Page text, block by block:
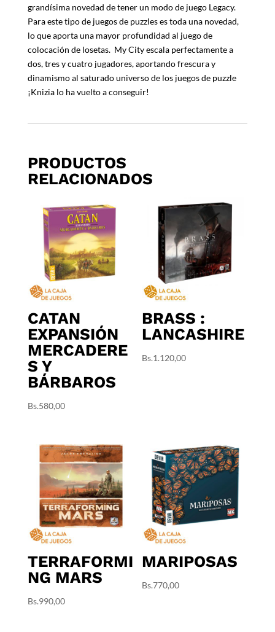
grandísima novedad de tener un modo de juego Legacy.
Para este tipo de juegos de puzzles es toda una novedad,
lo que aporta una mayor profundidad al juego de
colocación de losetas. My City escala perfectamente a
dos, tres y cuatro jugadores, aportando frescura y
dinamismo al saturado universo de los juegos de puzzle
¡Knizia lo ha vuelto a conseguir!
PRODUCTOS
RELACIONADOS
CATAN
EXPANSIÓN
MERCADERE
S Y
BÁRBAROS
Bs.580,00
BRASS :
LANCASHIRE
Bs.1.120,00
TERRAFORMI
NG MARS
Bs.990,00
MARIPOSAS
Bs.770,00